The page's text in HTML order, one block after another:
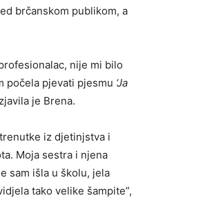
brčanskom publikom, a
nije mi bilo
počela pjevati pjesmu ‘Ja
je Brena.
iz djetinjstva i
Moja sestra i njena
sam išla u školu, jela
tako velike šampite”,